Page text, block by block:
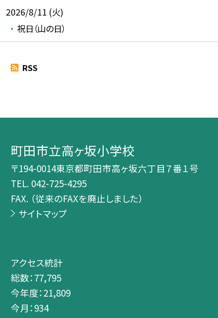
2026/8/11 (火)
祝日（山の日）
RSS
町田市立高ヶ坂小学校
〒194-0014東京都町田市高ヶ坂六丁目７番１号
TEL. 042-725-4295
FAX. （従来のFAXを廃止しました）
サイトマップ
アクセス統計
総数：77,795
今年度：21,809
今月：934